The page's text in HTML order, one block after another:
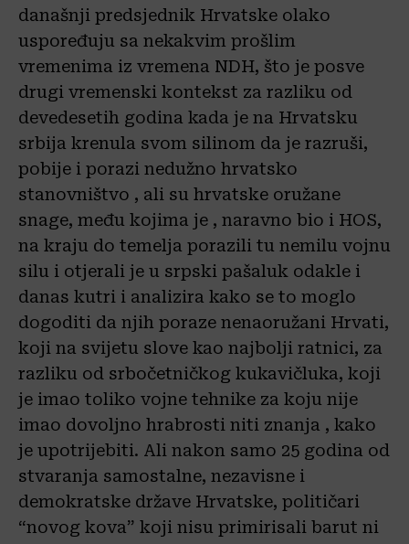
današnji predsjednik Hrvatske olako
uspoređuju sa nekakvim prošlim
vremenima iz vremena NDH, što je posve
drugi vremenski kontekst za razliku od
devedesetih godina kada je na Hrvatsku
srbija krenula svom silinom da je razruši,
pobije i porazi nedužno hrvatsko
stanovništvo , ali su hrvatske oružane
snage, među kojima je , naravno bio i HOS,
na kraju do temelja porazili tu nemilu vojnu
silu i otjerali je u srpski pašaluk odakle i
danas kutri i analizira kako se to moglo
dogoditi da njih poraze nenaoružani Hrvati,
koji na svijetu slove kao najbolji ratnici, za
razliku od srbočetničkog kukavičluka, koji
je imao toliko vojne tehnike za koju nije
imao dovoljno hrabrosti niti znanja , kako
je upotrijebiti. Ali nakon samo 25 godina od
stvaranja samostalne, nezavisne i
demokratske države Hrvatske, političari
“novog kova” koji nisu primirisali barut ni